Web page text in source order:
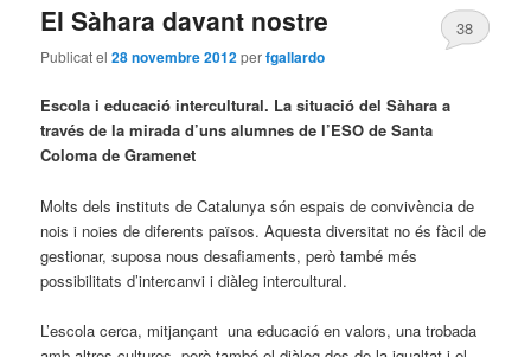
El Sàhara davant nostre
Publicat el28 novembre 2012perfgallardo
38
Escola i educació intercultural. La situació del Sàhara a
través de la mirada d’uns alumnes de l’ESO de Santa
Coloma de Gramenet
Molts dels instituts de Catalunya són espais de convivència de
nois i noies de diferents països. Aquesta diversitat no és fàcil de
gestionar, suposa nous desafiaments, però també més
possibilitats d’intercanvi i diàleg intercultural.
L’escola cerca, mitjançant una educació en valors, una trobada